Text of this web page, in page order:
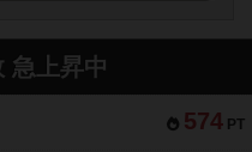
急上昇中
574 PT